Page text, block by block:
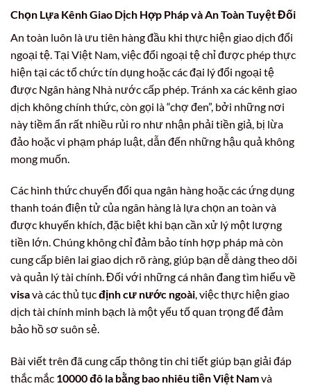
Chọn Lựa Kênh Giao Dịch Hợp Pháp và An Toàn Tuyệt Đối
An toàn luôn là ưu tiên hàng đầu khi thực hiện giao dịch đổi
ngoại tệ. Tại Việt Nam, việc đổi ngoại tệ chỉ được phép thực
hiện tại các tổ chức tín dụng hoặc các đại lý đổi ngoại tệ
được Ngân hàng Nhà nước cấp phép. Tránh xa các kênh giao
dịch không chính thức, còn gọi là “chợ đen”, bởi những nơi
này tiềm ẩn rất nhiều rủi ro như nhận phải tiền giả, bị lừa
đảo hoặc vi phạm pháp luật, dẫn đến những hậu quả không
mong muốn.
Các hình thức chuyển đổi qua ngân hàng hoặc các ứng dụng
thanh toán điện tử của ngân hàng là lựa chọn an toàn và
được khuyến khích, đặc biệt khi bạn cần xử lý một lượng
tiền lớn. Chúng không chỉ đảm bảo tính hợp pháp mà còn
cung cấp biên lai giao dịch rõ ràng, giúp bạn dễ dàng theo dõi
và quản lý tài chính. Đối với những cá nhân đang tìm hiểu về
visavà các thủ tụcđịnh cư nước ngoài, việc thực hiện giao
dịch tài chính minh bạch là một yếu tố quan trọng để đảm
bảo hồ sơ suôn sẻ.
Bài viết trên đã cung cấp thông tin chi tiết giúp bạn giải đáp
thắc mắc 10000 đô la bằng bao nhiêu tiền Việt Namvà